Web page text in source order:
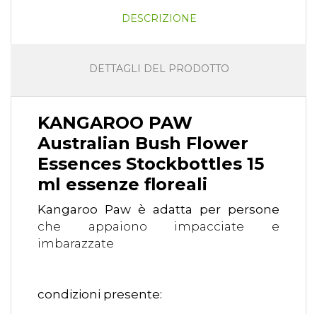
DESCRIZIONE
DETTAGLI DEL PRODOTTO
KANGAROO PAW
Australian Bush Flower
Essences Stockbottles 15
ml essenze floreali
Kangaroo Paw è adatta per persone
che appaiono impacciate e
imbarazzate
condizioni presente: